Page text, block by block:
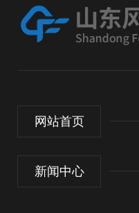
网站首页
新闻中心